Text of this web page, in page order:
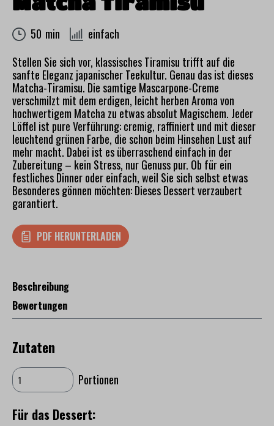
50 min
einfach
Stellen Sie sich vor, klassisches Tiramisu trifft auf die
sanfte Eleganz japanischer Teekultur. Genau das ist dieses
Matcha-Tiramisu. Die samtige Mascarpone-Creme
verschmilzt mit dem erdigen, leicht herben Aroma von
hochwertigem Matcha zu etwas absolut Magischem. Jeder
Löffel ist pure Verführung: cremig, raffiniert und mit dieser
leuchtend grünen Farbe, die schon beim Hinsehen Lust auf
mehr macht. Dabei ist es überraschend einfach in der
Zubereitung – kein Stress, nur Genuss pur. Ob für ein
festliches Dinner oder einfach, weil Sie sich selbst etwas
Besonderes gönnen möchten: Dieses Dessert verzaubert
garantiert.
PDF HERUNTERLADEN
Beschreibung
Bewertungen
Zutaten
Portionen
Für das Dessert: